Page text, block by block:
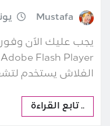
Mustafa يونيو
يجب عليك الآن وفورا
الفلاش يستخدم
.. تابع القراءة